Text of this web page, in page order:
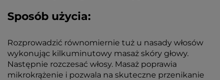
Sposób użycia:
Rozprowadzić równomiernie tuż u nasady włosów
wykonując kilkuminutowy masaż skóry głowy.
Następnie rozczesać włosy. Masaż poprawia
mikrokrążenie i pozwala na skuteczne przenikanie